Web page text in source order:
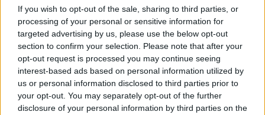
If you wish to opt-out of the sale, sharing to third parties, or
processing of your personal or sensitive information for
targeted advertising by us, please use the below opt-out
section to confirm your selection. Please note that after your
opt-out request is processed you may continue seeing
interest-based ads based on personal information utilized by
us or personal information disclosed to third parties prior to
your opt-out. You may separately opt-out of the further
disclosure of your personal information by third parties on the